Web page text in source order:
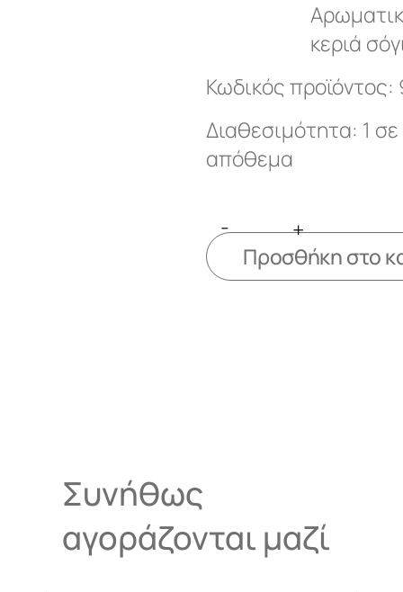
κεριά
Κωδικός προϊόντος:
Διαθεσιμότητα: 1 σε
απόθεμα
-
+
Προσθήκη στο
Συνήθως
αγοράζονται μαζί